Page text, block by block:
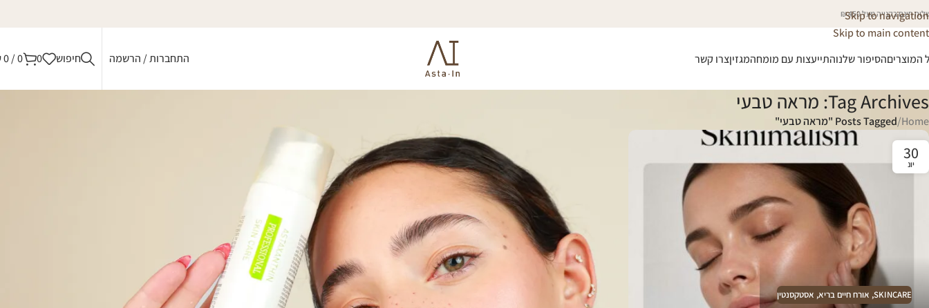
Skip to navigation
Skip to main content
חינם בקנייה מעל 450 ₪
המוצריםהסיפור שלנוהתייעצות עם מומחהמגזיןצרו קשר התחברות / הרשמה חיפוש 0
0
/
0
Tag Archives: מראה טבעי
Home
/Posts Tagged "מראה טבעי"
30
יונ
SKINCARE
, אורח חיים בריא, אסטקסנטין